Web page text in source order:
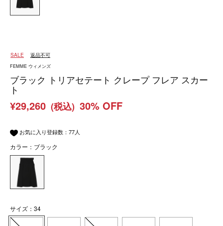
SALE 返品不可
FEMME ウィメンズ
ブラック トリアセテート クレープ フレア スカー
ト
¥29,260 (税込) 30% OFF
お気に入り登録数： 77人
カラー：ブラック
サイズ：34